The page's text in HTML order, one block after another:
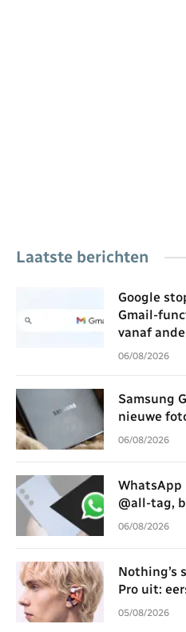
Laatste berichten
Google
Gmail-
vanaf
06/08/2026
Samsung
nieuwe
06/08/2026
@all-tag,
06/08/2026
Nothing’s
Pro uit:
05/08/2026